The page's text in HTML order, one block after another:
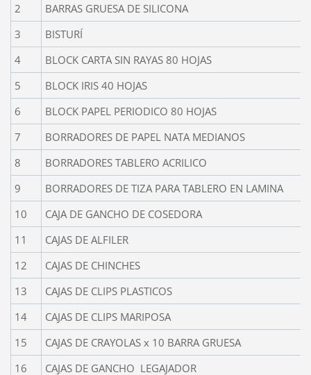
2
BARRAS GRUESA DE SILICONA
3
BISTURÍ
4
BLOCK CARTA SIN RAYAS 80 HOJAS
5
BLOCK IRIS 40 HOJAS
6
BLOCK PAPEL PERIODICO 80 HOJAS
7
BORRADORES DE PAPEL NATA MEDIANOS
8
BORRADORES TABLERO ACRILICO
9
BORRADORES DE TIZA PARA TABLERO EN LAMINA
10
CAJA DE GANCHO DE COSEDORA
11
CAJAS DE ALFILER
12
CAJAS DE CHINCHES
13
CAJAS DE CLIPS PLASTICOS
14
CAJAS DE CLIPS MARIPOSA
15
CAJAS DE CRAYOLAS x 10 BARRA GRUESA
16
CAJAS DE GANCHO LEGAJADOR